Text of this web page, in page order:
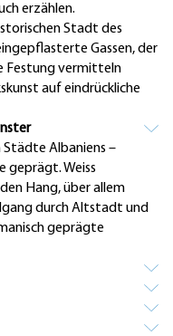
erzählen.
Stadt des
Gassen, der
Festung vermitteln
auf eindrückliche
Städte Albaniens –
geprägt. Weiss
Hang, über allem
durch Altstadt und
geprägte